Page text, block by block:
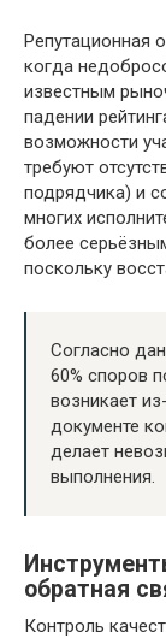
Репутационная
когда
известным
падении
возможности
требуют
подрядчика) и
многих
более
поскольку
Согласно
60% споров
возникает
документе
делает
выполнения.
обратная
Контроль